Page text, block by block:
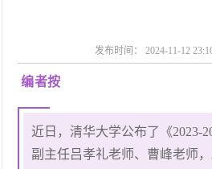
发布时间： 2024-11-12
编者按
近日，清华大学公布了《2023-
副主任吕孝礼老师、曹峰老师